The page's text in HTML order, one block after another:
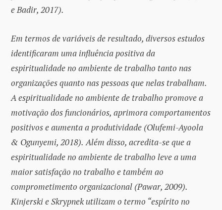
e Badir, 2017).
Em termos de variáveisde resultado, diversos estudos
identificaram uma influência positiva da
espiritualidade no ambiente de trabalho tanto nas
organizações quanto nas pessoas que nelas trabalham.
A espiritualidade no ambiente de trabalho promove a
motivação dos funcionários, aprimora comportamentos
positivos e aumenta a produtividade (Olufemi-Ayoola
& Ogunyemi, 2018). Além disso, acredita-se que a
espiritualidade no ambiente de trabalho leve a uma
maior satisfação no trabalho e também ao
comprometimento organizacional (Pawar, 2009).
Kinjerski e Skrypnek utilizam o termo “espírito no